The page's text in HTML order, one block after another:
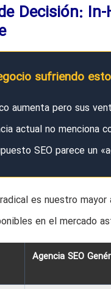
Decisión:
sufriendo
aumenta pero sus
actual no menciona
SEO parece un
es nuestro
en el mercado
Agencia SEO